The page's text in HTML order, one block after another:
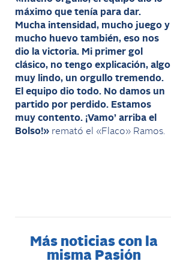
máximo que tenía para dar.
Mucha intensidad, mucho juego y
mucho huevo también, eso nos
dio la victoria. Mi primer gol
clásico, no tengo explicación, algo
muy lindo, un orgullo tremendo.
El equipo dio todo. No damos un
partido por perdido. Estamos
muy contento. ¡Vamo’ arriba el
Bolso!» remató el «Flaco» Ramos.
Más noticias con la
misma Pasión